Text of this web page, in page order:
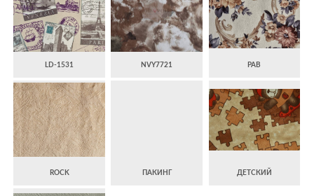
LD-1531 NVY7721 PAB
ROCK ПАКИНГ ДЕТСКИЙ